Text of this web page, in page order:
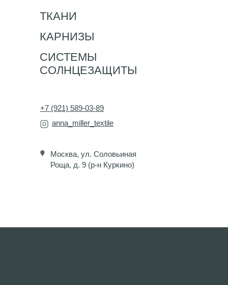
Москва, ул. Соловьиная
Роща, д. 9 (р-н Куркино)
+7 (921) 589-03-89
anna_miller_textile
ТКАНИ
КАРНИЗЫ
СИСТЕМЫ
СОЛНЦЕЗАЩИТЫ